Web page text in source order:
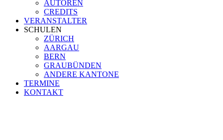
AUTOREN
CREDITS
VERANSTALTER
SCHULEN
ZÜRICH
AARGAU
BERN
GRAUBÜNDEN
ANDERE KANTONE
TERMINE
KONTAKT